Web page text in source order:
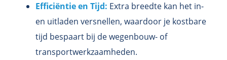
Efficiëntie en Tijd: Extra breedte kan het in-
en uitladen versnellen, waardoor je kostbare
tijd bespaart bij de wegenbouw- of
transportwerkzaamheden.